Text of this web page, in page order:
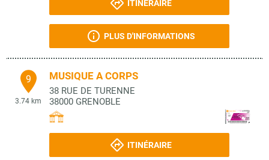
ITINÉRAIRE
PLUS D'INFORMATIONS
9
3.74 km
MUSIQUE A CORPS
38 RUE DE TURENNE
38000 GRENOBLE
ITINÉRAIRE